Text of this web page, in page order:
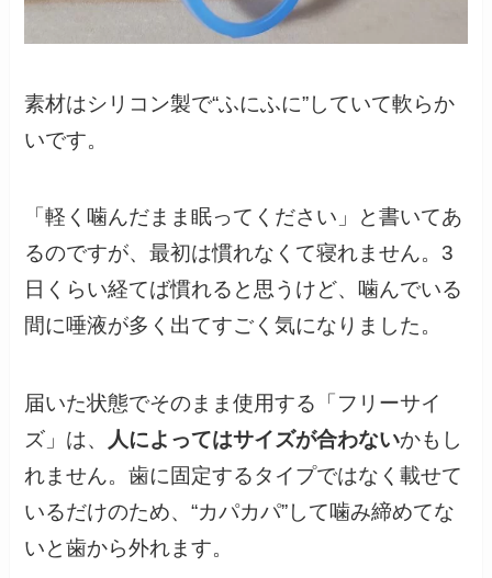
素材はシリコン製で“ふにふに”していて軟らか
いです。
「軽く噛んだまま眠ってください」と書いてあ
るのですが、最初は慣れなくて寝れません。3
日くらい経てば慣れると思うけど、噛んでいる
間に唾液が多く出てすごく気になりました。
届いた状態でそのまま使用する「フリーサイ
ズ」は、
人によってはサイズが合わないかもし
れません。歯に固定するタイプではなく載せて
いるだけのため、“カパカパ”して噛み締めてな
いと歯から外れます。